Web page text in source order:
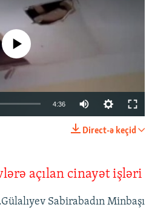
currently available
4:36
Direct-ə keçid
açılan cinayət işləri
Sabirabadın Minbaşı